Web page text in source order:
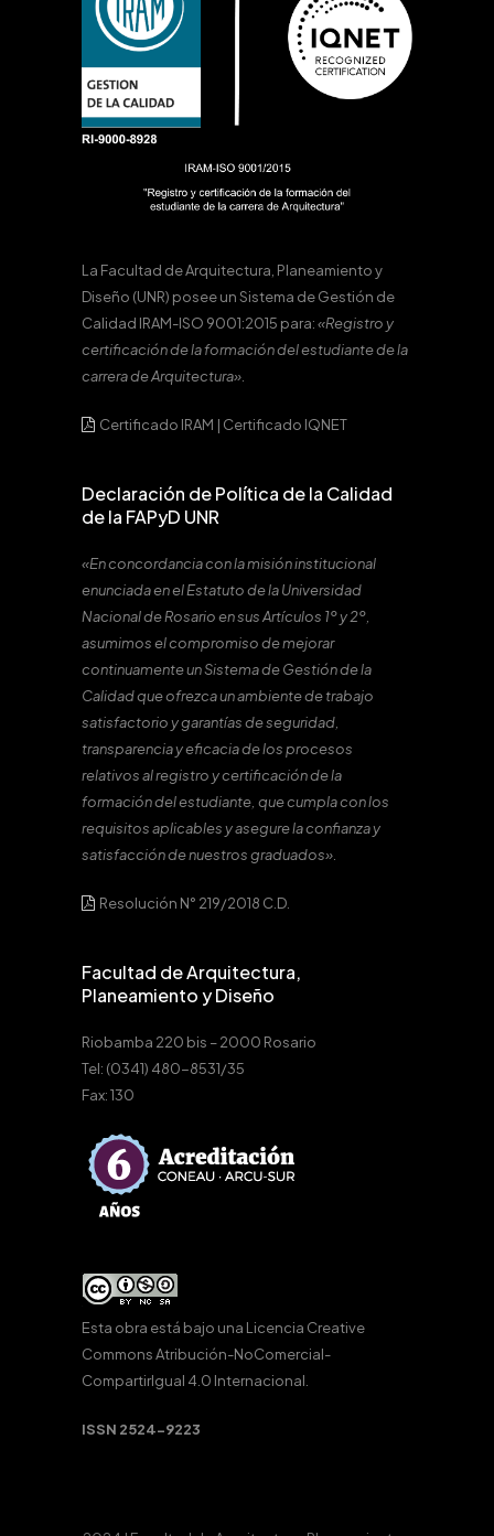
La Facultad de Arquitectura, Planeamiento y
Diseño (UNR) posee un Sistema de Gestión de
Calidad IRAM-ISO 9001:2015 para:«Registro y
certificación de la formación del estudiante de la
carrera de Arquitectura».
Certificado IRAM | Certificado IQNET
Declaración de Política de la Calidad
de la FAPyD UNR
«En concordancia con la misión institucional
enunciada en el Estatuto de la Universidad
Nacional de Rosario en sus Artículos 1º y 2º,
asumimos el compromiso de mejorar
continuamente un Sistema de Gestión de la
Calidad que ofrezca un ambiente de trabajo
satisfactorio y garantías de seguridad,
transparencia y eficacia de los procesos
relativos al registro y certificación de la
formación del estudiante, que cumpla con los
requisitos aplicables y asegure la confianza y
satisfacción de nuestros graduados».
Resolución N° 219/2018 C.D.
Facultad de Arquitectura,
Planeamiento y Diseño
Riobamba 220 bis – 2000 Rosario
Tel: (0341) 480-8531/35
Fax: 130
Esta obra está bajo una Licencia Creative
Commons Atribución-NoComercial-
CompartirIgual 4.0 Internacional.
ISSN 2524-9223